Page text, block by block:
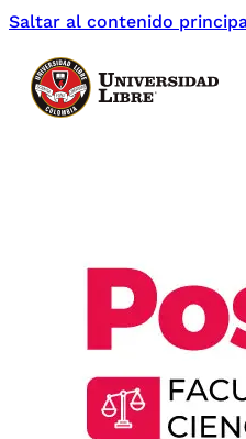
Saltar al contenido